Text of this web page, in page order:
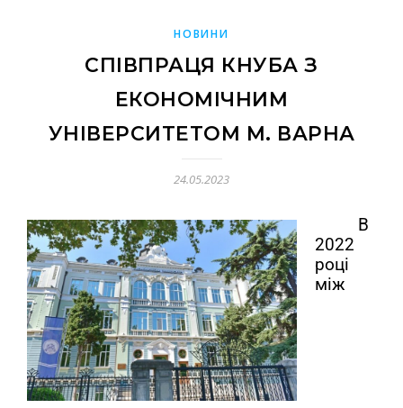
НОВИНИ
СПІВПРАЦЯ КНУБА З
ЕКОНОМІЧНИМ
УНІВЕРСИТЕТОМ М. ВАРНА
24.05.2023
В
2022
році
між